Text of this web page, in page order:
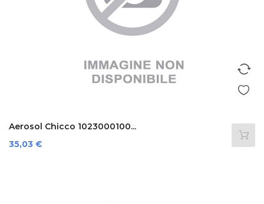
Aerosol Chicco 1023000100...
Prezzo
35,03 €